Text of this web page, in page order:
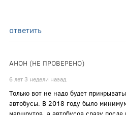
ответить
АНОН (НЕ ПРОВЕРЕНО)
6 лет 3 недели назад
Только вот не надо будет
автобусы. В 2018 году было